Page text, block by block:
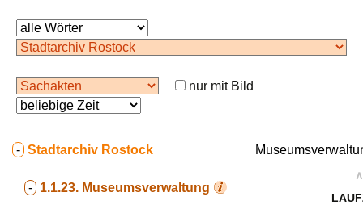
nur mit Bild
- Stadtarchiv Rostock
- 1.1.23. Museumsverwaltung
∧